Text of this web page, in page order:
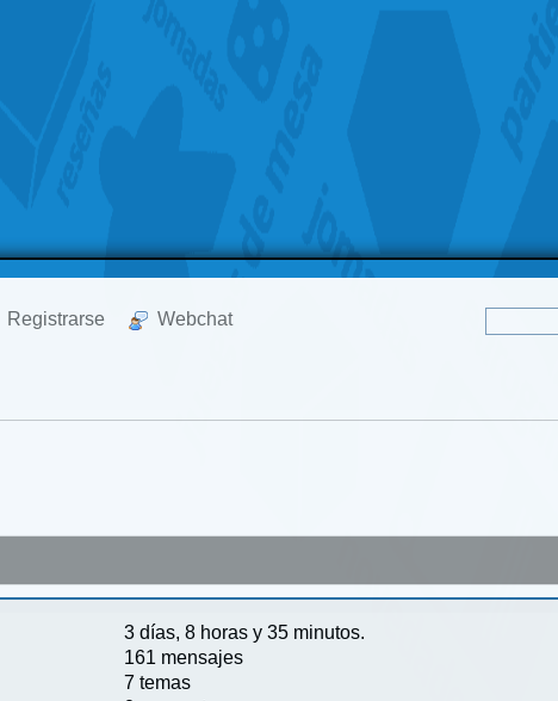
Registrarse Webchat
3 días, 8 horas y 35 minutos.
161 mensajes
7 temas